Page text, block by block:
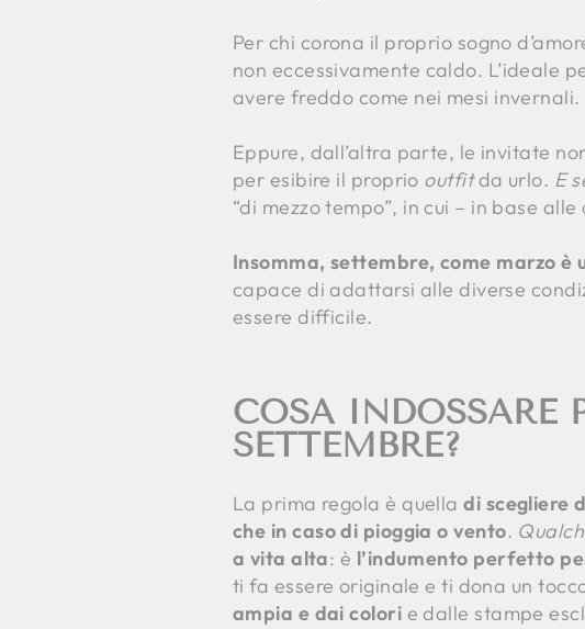
Per chi corona il proprio sogno
non eccessivamente caldo. L’ideale
avere freddo come nei mesi invernali.
Eppure, dall’altra parte, le invitate
per esibire il proprio outfitda urlo. E
“di mezzo tempo”, in cui – in base
Insomma, settembre, come marzo è
capace di adattarsi alle diverse
essere difficile.
COSA INDOSSARE
SETTEMBRE?
La prima regola è quelladi scegliere
che in caso di pioggia o vento.
a vita alta: è l’indumento perfetto
ti fa essere originale e ti dona un
ampia e dai colori e dalle stampe